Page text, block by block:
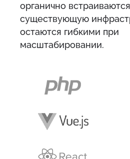
органично
существующую
остаются гибкими при
масштабировании.